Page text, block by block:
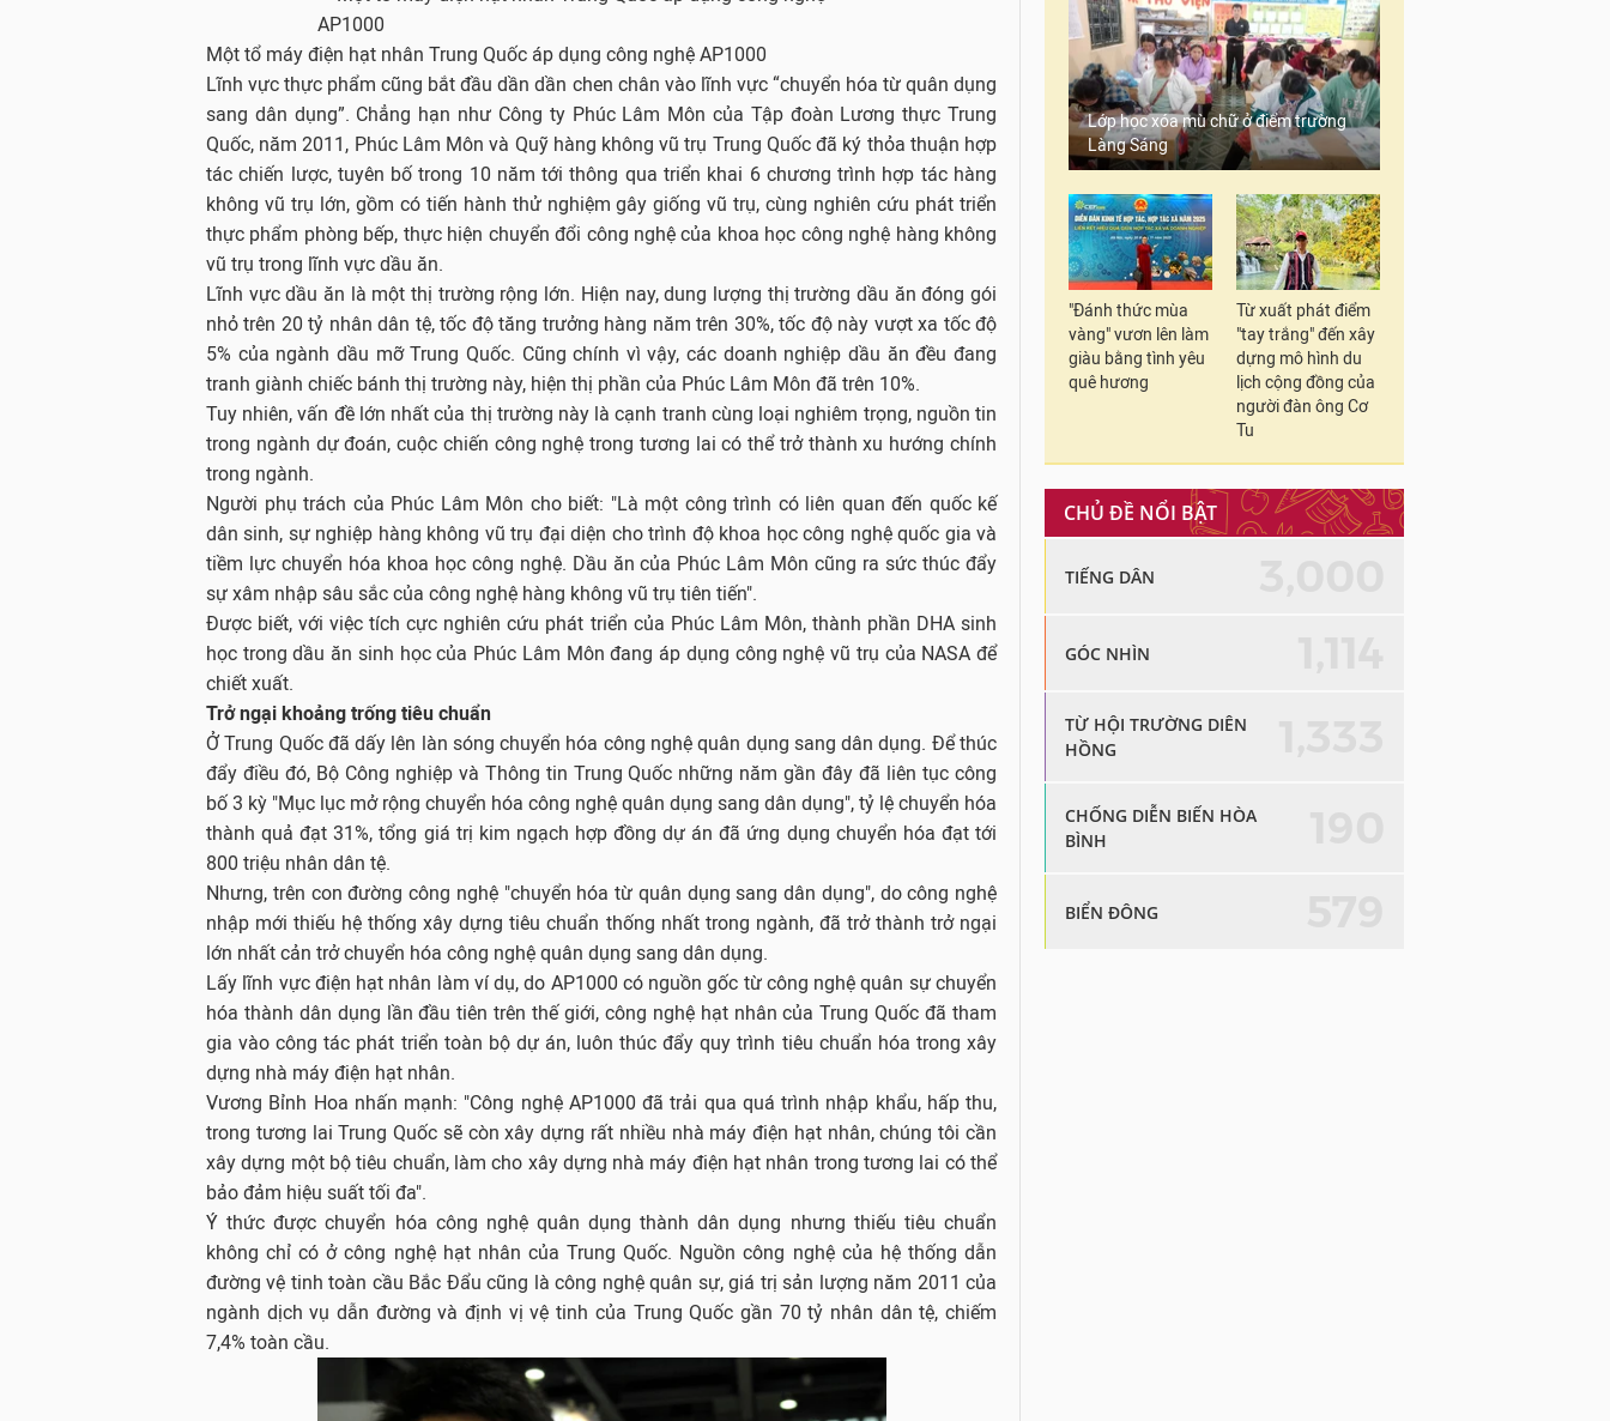
Một tổ máy điện hạt nhân Trung Quốc áp dụng công nghệ AP1000
Lĩnh vực thực phẩm cũng bắt đầu dần dần chen chân vào lĩnh vực “chuyển hóa từ quân dụng
sang dân dụng”. Chẳng hạn như Công ty Phúc Lâm Môn của Tập đoàn Lương thực Trung
Quốc, năm 2011, Phúc Lâm Môn và Quỹ hàng không vũ trụ Trung Quốc đã ký thỏa thuận hợp
tác chiến lược, tuyên bố trong 10 năm tới thông qua triển khai 6 chương trình hợp tác hàng
không vũ trụ lớn, gồm có tiến hành thử nghiệm gây giống vũ trụ, cùng nghiên cứu phát triển
thực phẩm phòng bếp, thực hiện chuyển đổi công nghệ của khoa học công nghệ hàng không
vũ trụ trong lĩnh vực dầu ăn.
Lĩnh vực dầu ăn là một thị trường rộng lớn. Hiện nay, dung lượng thị trường dầu ăn đóng gói
nhỏ trên 20 tỷ nhân dân tệ, tốc độ tăng trưởng hàng năm trên 30%, tốc độ này vượt xa tốc độ
5% của ngành dầu mỡ Trung Quốc. Cũng chính vì vậy, các doanh nghiệp dầu ăn đều đang
tranh giành chiếc bánh thị trường này, hiện thị phần của Phúc Lâm Môn đã trên 10%.
Tuy nhiên, vấn đề lớn nhất của thị trường này là cạnh tranh cùng loại nghiêm trọng, nguồn tin
trong ngành dự đoán, cuộc chiến công nghệ trong tương lai có thể trở thành xu hướng chính
trong ngành.
Người phụ trách của Phúc Lâm Môn cho biết: "Là một công trình có liên quan đến quốc kế
dân sinh, sự nghiệp hàng không vũ trụ đại diện cho trình độ khoa học công nghệ quốc gia và
tiềm lực chuyển hóa khoa học công nghệ. Dầu ăn của Phúc Lâm Môn cũng ra sức thúc đẩy
sự xâm nhập sâu sắc của công nghệ hàng không vũ trụ tiên tiến".
Được biết, với việc tích cực nghiên cứu phát triển của Phúc Lâm Môn, thành phần DHA sinh
học trong dầu ăn sinh học của Phúc Lâm Môn đang áp dụng công nghệ vũ trụ của NASA để
chiết xuất.
Trở ngại khoảng trống tiêu chuẩn
Ở Trung Quốc đã dấy lên làn sóng chuyển hóa công nghệ quân dụng sang dân dụng. Để thúc
đẩy điều đó, Bộ Công nghiệp và Thông tin Trung Quốc những năm gần đây đã liên tục công
bố 3 kỳ "Mục lục mở rộng chuyển hóa công nghệ quân dụng sang dân dụng", tỷ lệ chuyển hóa
thành quả đạt 31%, tổng giá trị kim ngạch hợp đồng dự án đã ứng dụng chuyển hóa đạt tới
800 triệu nhân dân tệ.
Nhưng, trên con đường công nghệ "chuyển hóa từ quân dụng sang dân dụng", do công nghệ
nhập mới thiếu hệ thống xây dựng tiêu chuẩn thống nhất trong ngành, đã trở thành trở ngại
lớn nhất cản trở chuyển hóa công nghệ quân dụng sang dân dụng.
Lấy lĩnh vực điện hạt nhân làm ví dụ, do AP1000 có nguồn gốc từ công nghệ quân sự chuyển
hóa thành dân dụng lần đầu tiên trên thế giới, công nghệ hạt nhân của Trung Quốc đã tham
gia vào công tác phát triển toàn bộ dự án, luôn thúc đẩy quy trình tiêu chuẩn hóa trong xây
dựng nhà máy điện hạt nhân.
Vương Bỉnh Hoa nhấn mạnh: "Công nghệ AP1000 đã trải qua quá trình nhập khẩu, hấp thu,
trong tương lai Trung Quốc sẽ còn xây dựng rất nhiều nhà máy điện hạt nhân, chúng tôi cần
xây dựng một bộ tiêu chuẩn, làm cho xây dựng nhà máy điện hạt nhân trong tương lai có thể
bảo đảm hiệu suất tối đa".
Ý thức được chuyển hóa công nghệ quân dụng thành dân dụng nhưng thiếu tiêu chuẩn
không chỉ có ở công nghệ hạt nhân của Trung Quốc. Nguồn công nghệ của hệ thống dẫn
đường vệ tinh toàn cầu Bắc Đẩu cũng là công nghệ quân sự, giá trị sản lượng năm 2011 của
ngành dịch vụ dẫn đường và định vị vệ tinh của Trung Quốc gần 70 tỷ nhân dân tệ, chiếm
7,4% toàn cầu.
Lớp học xóa mù chữ ở điểm trường
Làng Sáng
"Đánh thức mùa
vàng" vươn lên làm
giàu bằng tình yêu
quê hương
Từ xuất phát điểm
"tay trắng" đến xây
dựng mô hình du
lịch cộng đồng của
người đàn ông Cơ
Tu
CHỦ ĐỀ NỔI BẬT
TIẾNG DÂN
GÓC NHÌN
TỪ HỘI TRƯỜNG DIÊN
HỒNG
CHỐNG DIỄN BIẾN HÒA
BÌNH
BIỂN ĐÔNG